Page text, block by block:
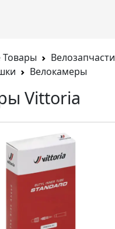
Товары
Велозапчасти
Велокамеры
Vittoria